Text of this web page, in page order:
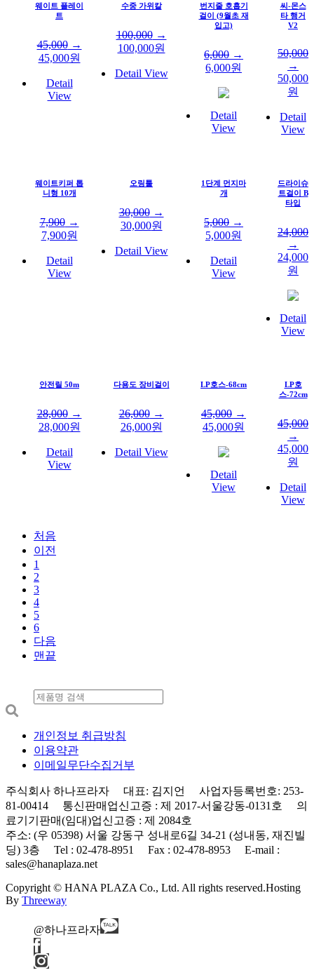
웨이트 플레이
트
45,000→
45,000원
Detail
View
수중 가위칼
100,000→
100,000원
Detail View
번지줄 호흡기
걸이 (9월초 재
입고)
6,000 →
6,000원
Detail
View
씨-몬스
타 행거
V2
50,000
→
50,000
원
Detail
View
웨이트키퍼 톱
니형 10개
7,900→
7,900원
Detail
View
오링툴
30,000→
30,000원
Detail View
1단계 먼지마
개
5,000 →
5,000원
Detail
View
드라이슈
트걸이 B
타입
24,000
→
24,000
원
Detail
View
안전릴 50m
28,000→
28,000원
Detail
View
다용도 장비걸이
26,000→
26,000원
Detail View
LP호스-68cm
45,000 →
45,000원
Detail
View
LP호
스-72cm
45,000
→
45,000
원
Detail
View
처음
이전
1
2
3
4
5
6
다음
맨끝
개인정보 취급방침
이용약관
이메일무단수집거부
주식회사 하나프라자 대표: 김지언 사업자등록번호: 253-
81-00414 통신판매업신고증 : 제 2017-서울강동-0131호 의
료기기판매(임대)업신고증 : 제 2084호
주소: (우 05398) 서울 강동구 성내로6길 34-21 (성내동, 재진빌
딩) 3층 Tel : 02-478-8951 Fax : 02-478-8953 E-mail :
sales@hanaplaza.net
Copyright © HANA PLAZA Co., Ltd. All rights reserved.Hosting
By Threeway
@하나프라자